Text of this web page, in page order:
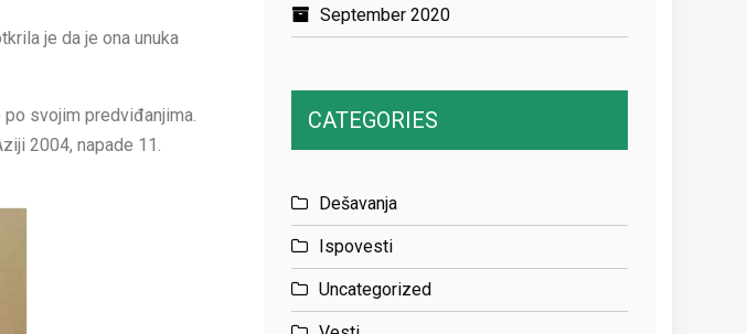
je da je ona unuka
svojim predviđanjima.
2004, napade 11.
September 2020
CATEGORIES
Dešavanja
Ispovesti
Uncategorized